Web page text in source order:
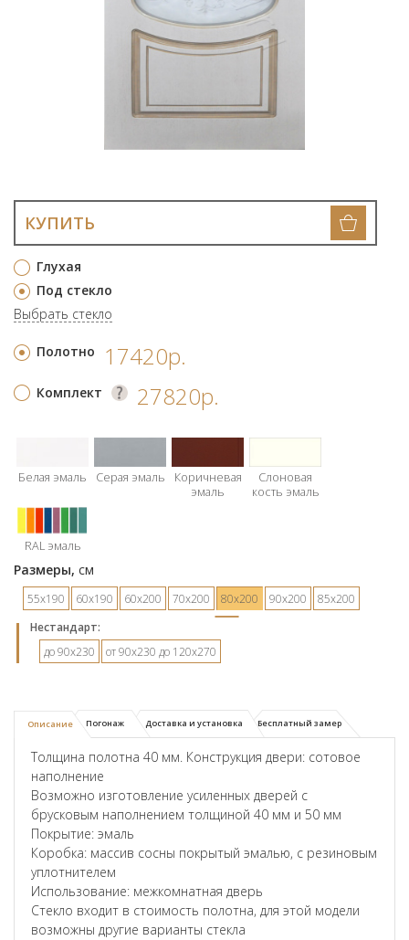
Глухая
Под стекло
Выбрать стекло
КУПИТЬ
Полотно 17420р.
Комплект 27820р.
Белая эмаль Серая эмаль
Коричневая
эмаль
Слоновая
кость эмаль
RAL эмаль
Размеры, см
55х190 60х190 60х200 70х200 80х200 90х200
85х200
Hестандарт:
до 90х230
от 90х230 до 120х270
Описание Погонаж Доставка и установка Бесплатный замер
Толщина полотна 40 мм. Конструкция двери: сотовое
наполнение
Возможно изготовление усиленных дверей с
брусковым наполнением толщиной 40 мм и 50 мм
Покрытие: эмаль
Коробка: массив сосны покрытый эмалью, с резиновым
уплотнителем
Использование: межкомнатная дверь
Стекло входит в стоимость полотна, для этой модели
возможны другие варианты стекла